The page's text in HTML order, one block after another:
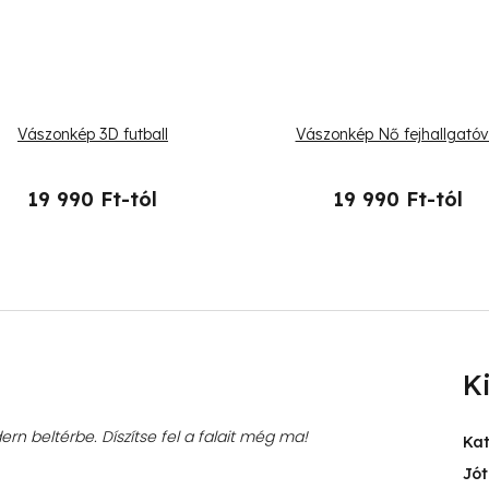
Vászonkép 3D futball
19 990 Ft-tól
Vászonkép Nő
19 990 Ft-tól
beltérbe. Díszítse fel a falait még ma!